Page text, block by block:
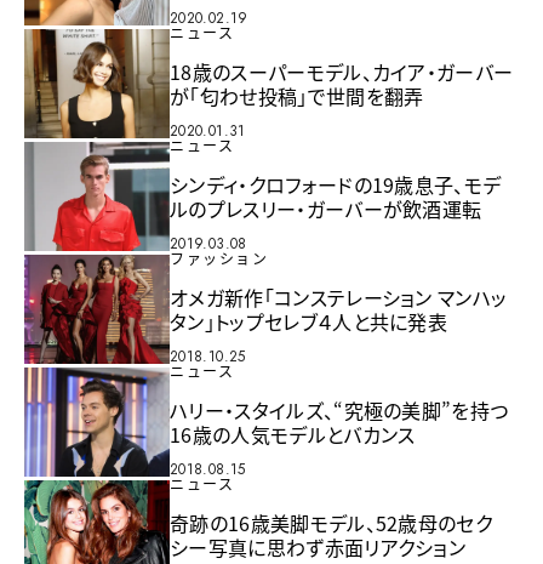
2020.02.19
ニュース
18歳のスーパーモデル、カイア・ガーバー
が「匂わせ投稿」で世間を翻弄
2020.01.31
ニュース
シンディ・クロフォードの19歳息子、モデ
ルのプレスリー・ガーバーが飲酒運転
2019.03.08
ファッション
オメガ新作「コンステレーション マンハッ
タン」トップセレブ４人と共に発表
2018.10.25
ニュース
ハリー・スタイルズ、“究極の美脚”を持つ
16歳の人気モデルとバカンス
2018.08.15
ニュース
奇跡の16歳美脚モデル、52歳母のセク
シー写真に思わず赤面リアクション